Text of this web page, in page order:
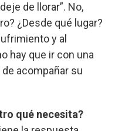
de llorar”. No,
¿Desde qué lugar?
y al
hay que ir con una
acompañar su
qué necesita?